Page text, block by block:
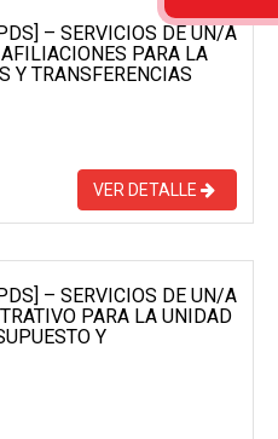
– SERVICIOS DE UN/A
PARA LA
Y TRANSFERENCIAS
VER DETALLE
– SERVICIOS DE UN/A
PARA LA UNIDAD
Y